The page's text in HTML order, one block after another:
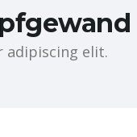
adipiscing elit.